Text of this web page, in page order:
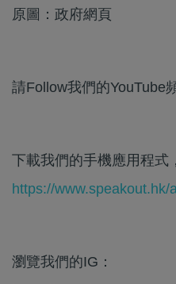
原圖：政府網頁
請Follow我們的YouTube
下載我們的手機應用程式
https://www.speakout.hk/
瀏覽我們的IG：